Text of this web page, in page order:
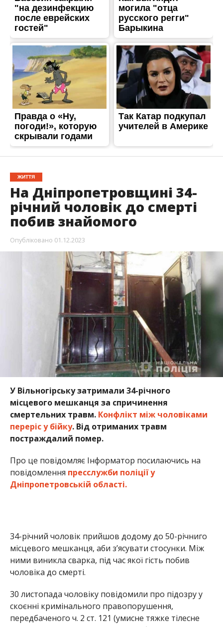
ЖИТТЯ
На Дніпропетровщині 34-
річний чоловік до смерті
побив знайомого
Опубліковано01.12.2023
У Вільногірську затримали 34-річного
місцевого мешканця за спричинення
смертельних травм.Конфлікт між чоловіками
переріс у бійку. Від отриманих травм
постраждалий помер.
Про це повідомляє Інформатор посилаючись на
повідомлення пресслужби поліції у
Дніпропетровській області.
34-річний чоловік прийшов додому до 50-річниго
місцевого мешканця, аби з’ясувати стосунки. Між
ними виникла сварка, під час якої гість побив
чоловіка до смерті.
30 листопада чоловіку повідомили про підозру у
скоєнні кримінального правопорушення,
передбаченого ч. 2 ст. 121 (умисне тяжке тілесне
ушкодження). Санкція статі передбачає
Раніше ми повідомили про те, що у
Дніпропетровській області38-річний чоловік
жорстоко побив 61-річного знайомого. Також на
Дніпропетровщині чоловік,